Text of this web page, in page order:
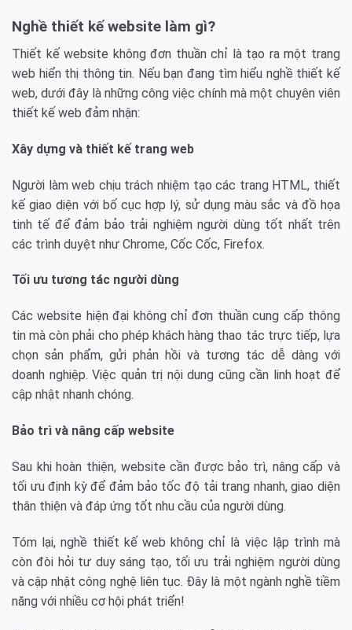
Nghề thiết kế website làm gì?
Thiết kế website không đơn thuần chỉ là tạo ra một trang
web hiển thị thông tin. Nếu bạn đang tìm hiểu nghề thiết kế
web, dưới đây là những công việc chính mà một chuyên viên
thiết kế web đảm nhận:
Xây dựng và thiết kế trang web
Người làm web chịu trách nhiệm tạo các trang HTML, thiết
kế giao diện với bố cục hợp lý, sử dụng màu sắc và đồ họa
tinh tế để đảm bảo trải nghiệm người dùng tốt nhất trên
các trình duyệt như Chrome, Cốc Cốc, Firefox.
Tối ưu tương tác người dùng
Các website hiện đại không chỉ đơn thuần cung cấp thông
tin mà còn phải cho phép khách hàng thao tác trực tiếp, lựa
chọn sản phẩm, gửi phản hồi và tương tác dễ dàng với
doanh nghiệp. Việc quản trị nội dung cũng cần linh hoạt để
cập nhật nhanh chóng.
Bảo trì và nâng cấp website
Sau khi hoàn thiện, website cần được bảo trì, nâng cấp và
tối ưu định kỳ để đảm bảo tốc độ tải trang nhanh, giao diện
thân thiện và đáp ứng tốt nhu cầu của người dùng.
Tóm lại, nghề thiết kế web không chỉ là việc lập trình mà
còn đòi hỏi tư duy sáng tạo, tối ưu trải nghiệm người dùng
và cập nhật công nghệ liên tục. Đây là một ngành nghề tiềm
năng với nhiều cơ hội phát triển!